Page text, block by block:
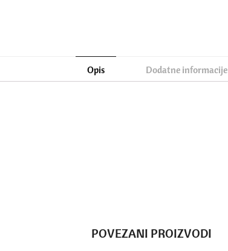
Opis Dodatne informacije
POVEZANI PROIZVODI